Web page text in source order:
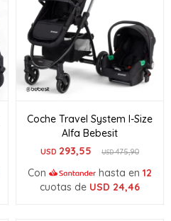
Coche Travel System I-Size
Alfa Bebesit
USD 293,55 USD475,90
Con hasta en 12
cuotas de USD 24,46